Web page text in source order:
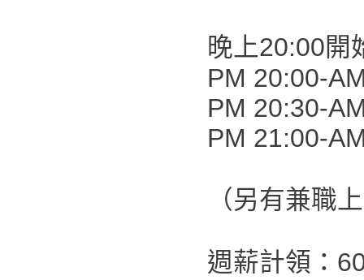
晚上20:00開
PM 20:00-
PM 20:30-
PM 21:00-
（另有兼職
週薪計領：